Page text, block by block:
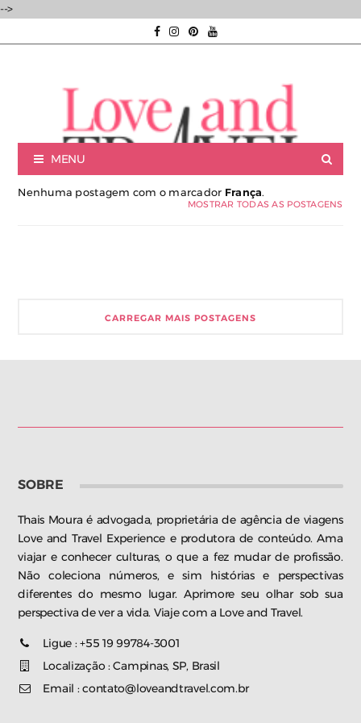
-->
MENU
Nenhuma postagem com o marcador França.
MOSTRAR TODAS AS POSTAGENS
CARREGAR MAIS POSTAGENS
SOBRE
Thais Moura é advogada, proprietária de agência de viagens
Love and Travel Experience e produtora de conteúdo. Ama
viajar e conhecer culturas, o que a fez mudar de profissão.
Não coleciona números, e sim histórias e perspectivas
diferentes do mesmo lugar. Aprimore seu olhar sob sua
perspectiva de ver a vida. Viaje com a Love and Travel.
Ligue : +55 19 99784-3001
Localização : Campinas, SP, Brasil
Email : contato@loveandtravel.com.br